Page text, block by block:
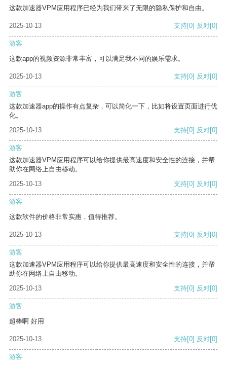
这款加速器VPM应用程序已经为我们带来了无限的隐私保护和自由。
2025-10-13 支持[0] 反对[0]
游客
这款app的视频资源非常丰富，可以满足我不同的娱乐需求。
2025-10-13 支持[0] 反对[0]
游客
这款加速器app的操作有点复杂，可以简化一下，比如将设置页面进行优
化。
2025-10-13
支持[0] 反对[0]
游客
这款加速器VPM应用程序可以给你提供最高速度和安全性的连接，并帮
助你在网络上自由移动。
2025-10-13
支持[0] 反对[0]
游客
这款软件的价格非常实惠，值得推荐。
2025-10-13 支持[0] 反对[0]
游客
这款加速器VPM应用程序可以给你提供最高速度和安全性的连接，并帮
助你在网络上自由移动。
2025-10-13
支持[0] 反对[0]
游客
超棒啊 好用
2025-10-13 支持[0] 反对[0]
游客